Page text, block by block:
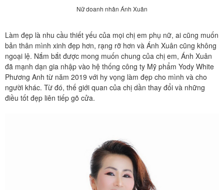
Nữ doanh nhân Ánh Xuân
Làm đẹp là nhu cầu thiết yếu của mọi chị em phụ nữ, ai cũng muốn
bản thân mình xinh đẹp hơn, rạng rỡ hơn và Ánh Xuân cũng không
ngoại lệ. Nắm bắt được mong muốn chung của chị em, Ánh Xuân
đã mạnh dạn gia nhập vào hệ thống công ty Mỹ phẩm Yody White
Phương Anh từ năm 2019 với hy vọng làm đẹp cho mình và cho
người khác. Từ đó, thế giới quan của chị dần thay đổi và những
điều tốt đẹp liên tiếp gõ cửa.